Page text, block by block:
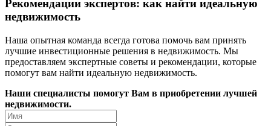
Рекомендации экспертов: как найти идеальную
недвижимость
Наша опытная команда всегда готова помочь вам принять
лучшие инвестиционные решения в недвижимость. Мы
предоставляем экспертные советы и рекомендации, которые
помогут вам найти идеальную недвижимость.
Наши специалисты помогут Вам в приобретении лучшей
недвижимости.